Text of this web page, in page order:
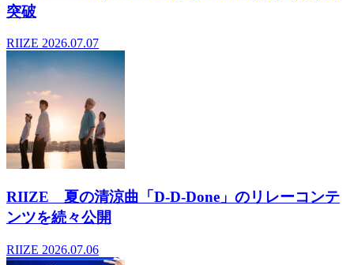
突破
RIIZE 2026.07.07
RIIZE 夏の清涼曲「D-D-Done」のリレーコンテ
ンツを続々公開
RIIZE 2026.07.06